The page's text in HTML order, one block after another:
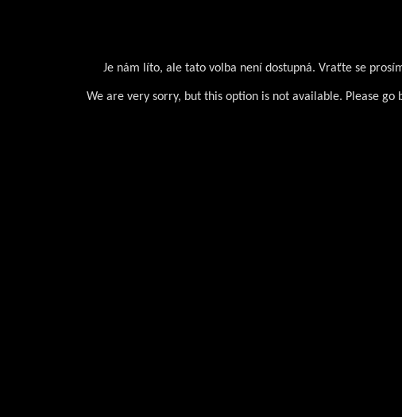
Je nám líto, ale tato volba není dostupná. Vraťte se
We are very sorry, but this option is not available. Please go